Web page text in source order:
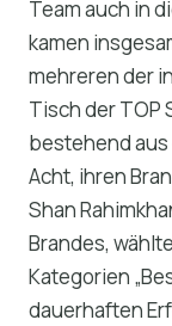
Team auch in
kamen
mehreren der
Tisch der TOP
bestehend
Acht, ihren
Shan
Brandes,
Kategorien
dauerhaften